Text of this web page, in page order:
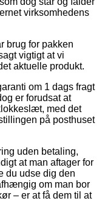
virksomhedens
brug for pakken
vigtigt at vi
aktuelle produkt.
om 1 dags fragt
er forudsat at
med det
på posthuset
uden betaling,
at man aftager for
du udse dig den
om man bor
– er at få dem til at